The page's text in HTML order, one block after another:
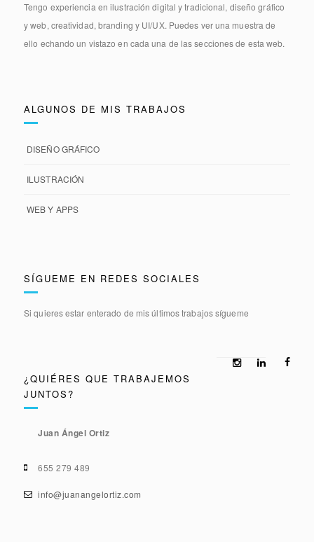
Tengo experiencia enilustración digital y tradicional, diseño gráfico
y web, creatividad, branding y UI/UX. Puedes ver una muestra de
ello echando un vistazo en cada una de las secciones de esta web.
ALGUNOS DE MIS TRABAJOS
DISEÑO GRÁFICO
ILUSTRACIÓN
WEB Y APPS
SÍGUEME EN REDES SOCIALES
Si quieres estar enterado de mis últimos trabajos sígueme
¿QUIÉRES QUE TRABAJEMOS
JUNTOS?
Juan Ángel Ortiz
655 279 489
info@juanangelortiz.com